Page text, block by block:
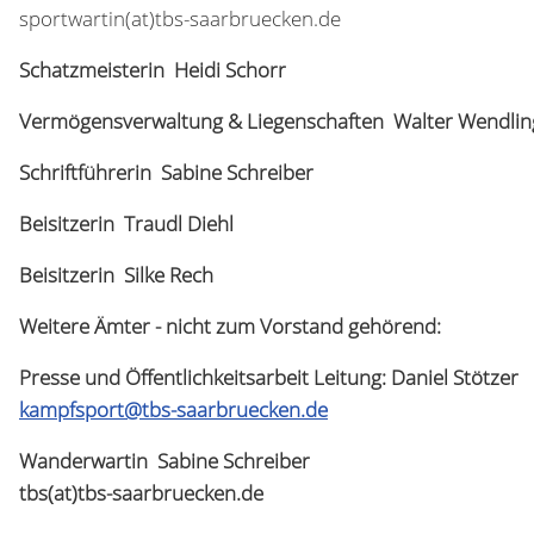
sportwartin(at)tbs-saarbruecken.de
Schatzmeisterin Heidi Schorr
Vermögensverwaltung & Liegenschaften Walter
Schriftführerin Sabine Schreiber
Beisitzerin Traudl Diehl
Beisitzerin Silke Rech
Weitere Ämter - nicht zum Vorstand gehörend:
Presse und Öffentlichkeitsarbeit Leitung: Daniel Stötzer
kampfsport@tbs-saarbruecken.de
Wanderwartin Sabine Schreiber
tbs(at)tbs-saarbruecken.de